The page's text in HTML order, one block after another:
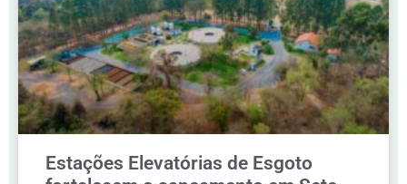
Estações Elevatórias de Esgoto